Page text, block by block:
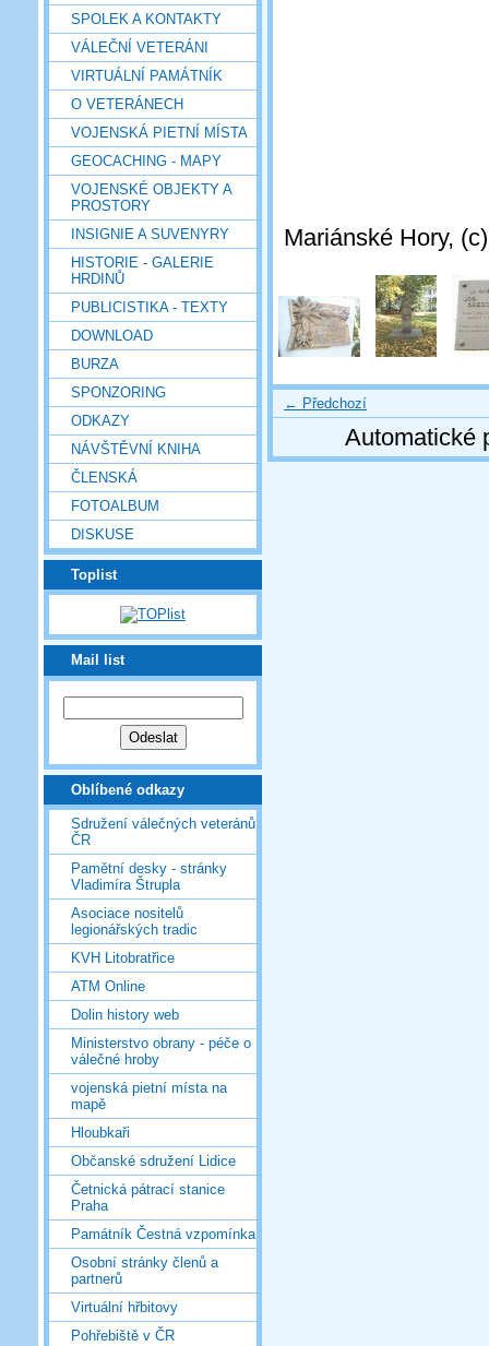
SPOLEK A KONTAKTY
VÁLEČNÍ VETERÁNI
VIRTUÁLNÍ PAMÁTNÍK
O VETERÁNECH
VOJENSKÁ PIETNÍ MÍSTA
GEOCACHING - MAPY
VOJENSKÉ OBJEKTY A
PROSTORY
INSIGNIE A SUVENYRY
HISTORIE - GALERIE
HRDINŮ
PUBLICISTIKA - TEXTY
DOWNLOAD
BURZA
SPONZORING
ODKAZY
NÁVŠTĚVNÍ KNIHA
ČLENSKÁ
FOTOALBUM
DISKUSE
Toplist
Mail list
Oblíbené odkazy
Sdružení válečných veteránů
ČR
Pamětní desky - stránky
Vladimíra Štrupla
Asociace nositelů
legionářských tradic
KVH Litobratřice
ATM Online
Dolin history web
Ministerstvo obrany - péče o
válečné hroby
vojenská pietní místa na
mapě
Hloubkaři
Občanské sdružení Lidice
Četnická pátrací stanice
Praha
Památník Čestná vzpomínka
Osobní stránky členů a
partnerů
Virtuální hřbitovy
Pohřebiště v ČR
Mariánské Hory,
← Předchozí
Automatické